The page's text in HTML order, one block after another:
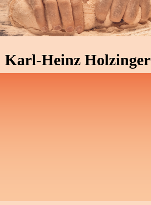
Karl-Heinz Holzinger